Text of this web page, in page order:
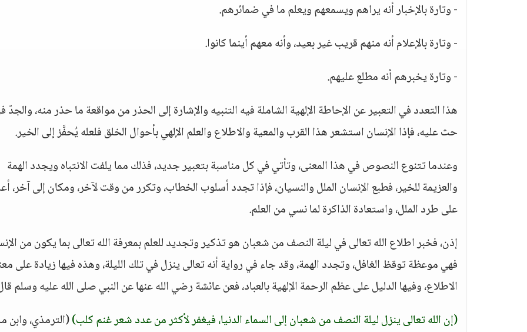
- وتارة بالإخبار أنه يراهم ويسمعهم ويعلم ما في ضمائرهم.
- وتارة بالإعلام أنه منهم قريب غير بعيد، وأنه معهم أينما كانوا.
- وتارة يخبرهم أنه مطلع عليهم.
هذا التعدد في التعبير عن الإحاطة الإلهية الشاملة فيه التنبيه والإشارة إلى الحذر من مواقعة ما حذر منه، والجدّ
حث عليه، فإذا الإنسان استشعر هذا القرب والمعية والاطلاع والعلم الإلهي بأحوال الخلق فلعله يُحفَّز إلى الخير.
وعندما تتنوع النصوص في هذا المعنى، وتأتي في كل مناسبة بتعبير جديد، فذلك مما يلفت الانتباه ويجدد الهمة
والعزيمة للخير، فطبع الإنسان الملل والنسيان، فإذا تجدد أسلوب الخطاب، وتكرر من وقت لآخر، ومكان إلى آخر،
على طرد الملل، واستعادة الذاكرة لما نسي من العلم.
إذن، فخبر اطلاع الله تعالى في ليلة النصف من شعبان هو تذكير وتجديد للعلم بمعرفة الله تعالى بما يكون من
فهي موعظة توقظ الغافل، وتجدد الهمة، وقد جاء في رواية أنه تعالى ينزل في تلك الليلة، وهذه فيها زيادة على
الاطلاع، وفيها الدليل على عظم الرحمة الإلهية بالعباد، فعن عائشة رضي الله عنها عن النبي صلى الله عليه وسلم
(إن الله تعالى ينزل ليلة النصف من شعبان إلى السماء الدنيا، فيغفر لأكثر من عدد شعر غنم كلب)(الترمذي، وابن